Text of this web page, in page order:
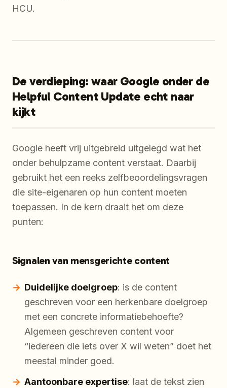
HCU.
De verdieping: waar Google onder de
Helpful Content Update echt naar
kijkt
Google heeft vrij uitgebreid uitgelegd wat het
onder behulpzame content verstaat. Daarbij
gebruikt het een reeks zelfbeoordelingsvragen
die site-eigenaren op hun content moeten
toepassen. In de kern draait het om deze
punten:
Signalen van mensgerichte content
Duidelijke doelgroep: is de content
geschreven voor een herkenbare doelgroep
met een concrete informatiebehoefte?
Algemeen geschreven content voor
“iedereen die iets over X wil weten” doet het
meestal minder goed.
Aantoonbare expertise: laat de tekst zien